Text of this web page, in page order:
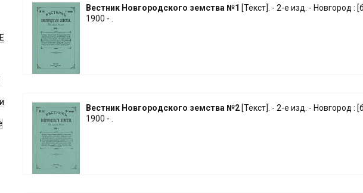
Вестник Новгородского земства №1 [Текст]. - 2-е изд. - Новгород :
1900 - .
Вестник Новгородского земства №2 [Текст]. - 2-е изд. - Новгород :
1900 - .